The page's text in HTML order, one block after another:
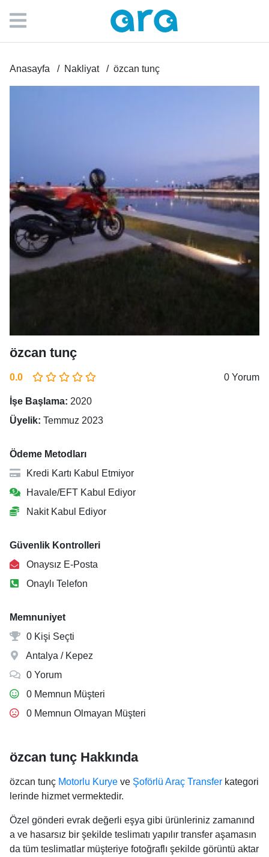
Anasayfa Nakliyat özcan tunç
özcan tunç
0.0 0 Yorum
İşe Başlama: 2020
Üyelik: Temmuz 2023
Ödeme Metodları
Kredi Kartı Kabul Etmiyor
Havale/EFT Kabul Ediyor
Nakit Kabul Ediyor
Güvenlik Kontrolleri
Onaysız E-Posta
Onaylı Telefon
Memnuniyet
0 Kişi Seçti
Antalya / Kepez
0 Yorum
0 Memnun Müşteri
0 Memnun Olmayan Müşteri
özcan tunç Hakkında
özcan tunç Motorlu Kurye ve Şoförlü Araç Transfer kategori
lerinde hizmet vermektedir.
Özel gönderi evrak değerli eşya gibi ürünleriniz zamanınd
a ve hasarsız bir şekilde teslimatı yapılır transfer aşamasın
da tüm teslimatlar müşteriye fotoğraflı şekilde görüntü aktar